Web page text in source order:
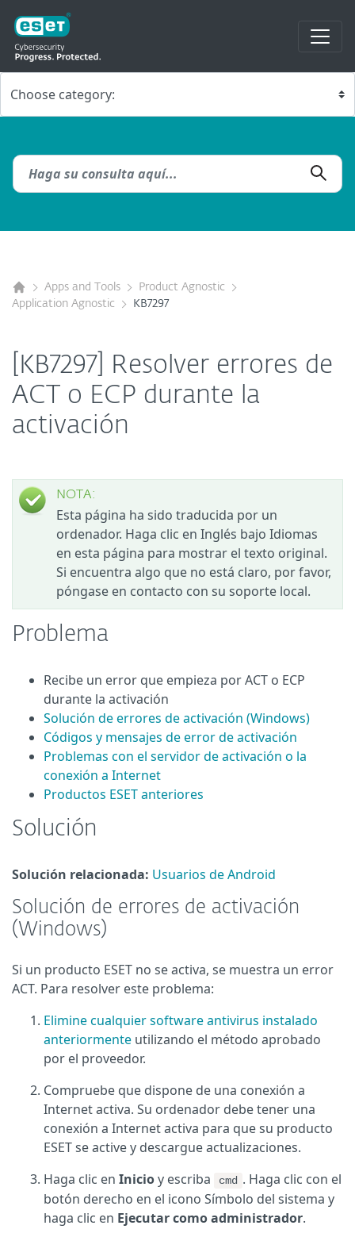
Apps and Tools
Product Agnostic
Application Agnostic
KB7297
[KB7297] Resolver errores de
ACT o ECP durante la
activación
NOTA:
Esta página ha sido traducida por un
ordenador. Haga clic en Inglés bajo Idiomas
en esta página para mostrar el texto original.
Si encuentra algo que no está claro, por favor,
póngase en contacto con su soporte local.
Problema
Recibe un error que empieza por ACT o ECP
durante la activación
Solución de errores de activación (Windows)
Códigos y mensajes de error de activación
Problemas con el servidor de activación o la
conexión a Internet
Productos ESET anteriores
Solución
Solución relacionada: Usuarios de Android
Solución de errores de activación
(Windows)
Si un producto ESET no se activa, se muestra un error
ACT. Para resolver este problema:
Elimine cualquier software antivirus instalado
anteriormente utilizando el método aprobado
por el proveedor.
Compruebe que dispone de una conexión a
Internet activa. Su ordenador debe tener una
conexión a Internet activa para que su producto
ESET se active y descargue actualizaciones.
Haga clic en Inicioy escriba cmd . Haga clic con el
botón derecho en el icono Símbolo del sistema y
haga clic en Ejecutar como administrador.